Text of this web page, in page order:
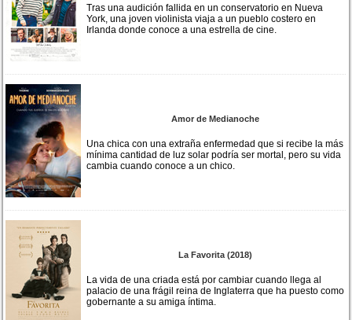
Tras una audición fallida en un conservatorio en Nueva
York, una joven violinista viaja a un pueblo costero en
Irlanda donde conoce a una estrella de cine.
Amor de Medianoche
Una chica con una extraña enfermedad que si recibe la más
mínima cantidad de luz solar podría ser mortal, pero su vida
cambia cuando conoce a un chico.
La Favorita (2018)
La vida de una criada está por cambiar cuando llega al
palacio de una frágil reina de Inglaterra que ha puesto como
gobernante a su amiga íntima.